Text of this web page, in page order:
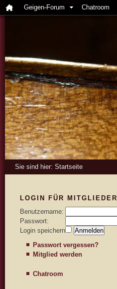
Geigen-Forum Chatroom
Sie sind hier: Startseite
LOGIN FÜR MITGLIEDER
Benutzername:
Passwort:
Login speichern
Passwort vergessen?
Mitglied werden
Chatroom